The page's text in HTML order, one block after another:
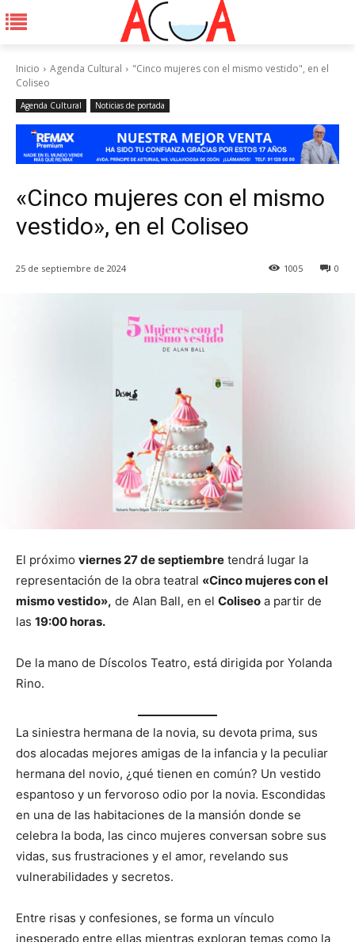
Inicio Agenda Cultural
"Cinco mujeres con el mismo vestido", en el
Coliseo
Agenda Cultural Noticias de portada
«Cinco mujeres con el mismo
vestido», en el Coliseo
25 de septiembre de 2024 0
1005
El próximo viernes 27 de septiembre tendrá lugar la
representación de la obra teatral «Cinco mujeres con el
mismo vestido», de Alan Ball, en el Coliseo a partir de
las 19:00 horas.
De la mano de Díscolos Teatro, está dirigida por Yolanda
Rino.
La siniestra hermana de la novia, su devota prima, sus
dos alocadas mejores amigas de la infancia y la peculiar
hermana del novio, ¿qué tienen en común? Un vestido
espantoso y un fervoroso odio por la novia. Escondidas
en una de las habitaciones de la mansión donde se
celebra la boda, las cinco mujeres conversan sobre sus
vidas, sus frustraciones y el amor, revelando sus
vulnerabilidades y secretos.
Entre risas y confesiones, se forma un vínculo
inesperado entre ellas mientras exploran temas como la